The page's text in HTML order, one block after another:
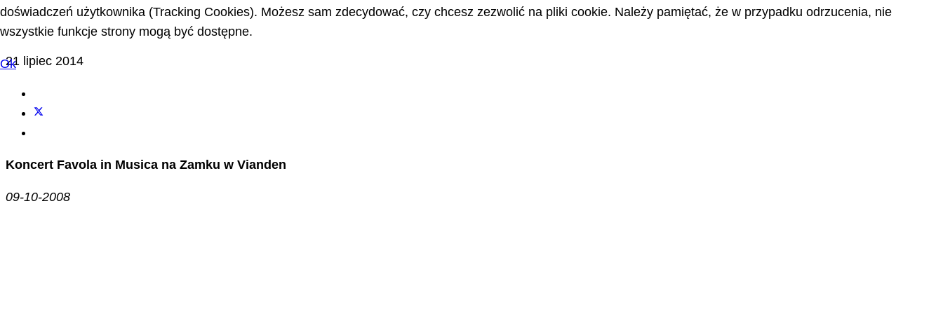
21 lipiec 2014
Koncert Favola in Musica na Zamku w Vianden
09-10-2008
doświadczeń użytkownika (Tracking Cookies). Możesz sam zdecydować, czy chcesz zezwolić na pliki cookie. Należy pamiętać, że w przypadku odrzucenia, nie
wszystkie funkcje strony mogą być dostępne.
Ok